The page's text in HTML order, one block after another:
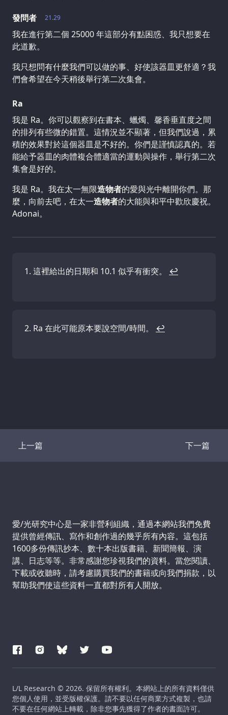
21.29
發問者
我在進行第二個 25000 年這部分有點困惑、我只想要在
此道歉。
我只想問有什麼我們可以做的事、好使該器皿更舒適？我
們會希望在今天稍後舉行第二次集會。
Ra
我是 Ra。你可以觀察到在書本、蠟燭、馨香垂直度之間
的排列有些微的錯置。這情況並不顯著，但我們說過，累
積的效果對於這個器皿是不好的。你們是謹慎認真的。若
能給予器皿的肉體複合體適當的運動與操作，舉行第二次
集會是好的。
我是 Ra。我在太一無限造物者的愛與光中離開你們。那
麼，向前去吧，在太一造物者的大能與和平中歡欣慶祝。
Adonai。
這裡給出的日期和 10.1 似乎有衝突。 ↩
Ra 在此可能原本要說空間/時間。 ↩
上一篇
Transcript 下一篇
Transcript
Support us:
愛/光研究中心是一家非營利組織，通過本網站我們免費
提供曾經傳訊、寫作和創作過的幾乎所有內容。這包括
1600多份傳訊抄本、數十本出版書籍、新聞簡報、演
講、日志等等。非常感謝您珍視我們的資料。當您閱讀、
下載或收聽時，請考慮購買我們的書籍或向我們捐款，以
幫助我們使這些資料一直都對所有人開放。
L/L Research © 2026. 保留所有權利。本網站上的所有資料僅供
您個人使用，並受版權保護。請不要以任何商業方式複製，也請
不要在任何網站上轉載，除非您事先獲得了作者的書面許可。